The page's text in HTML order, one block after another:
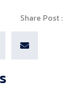
Share Post :